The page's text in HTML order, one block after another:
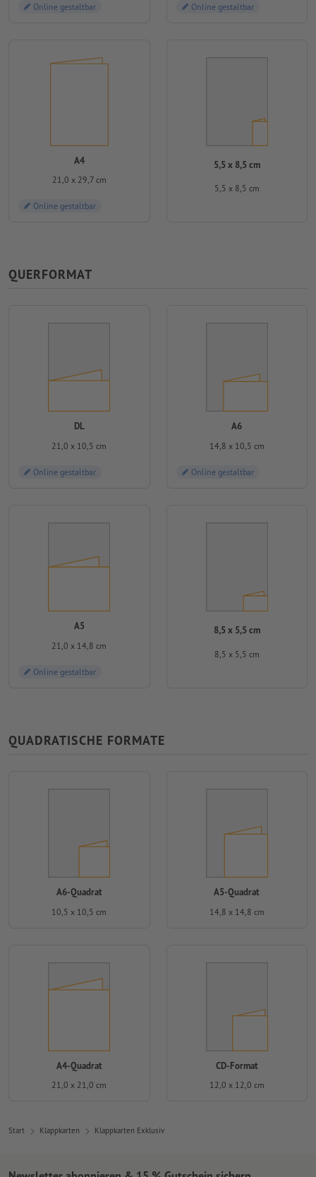
Online gestaltbar Online gestaltbar
A4
21,0 x 29,7 cm
Online gestaltbar
5,5 x 8,5 cm
5,5 x 8,5 cm
QUERFORMAT
DL
21,0 x 10,5 cm
Online gestaltbar
A6
14,8 x 10,5 cm
Online gestaltbar
A5
21,0 x 14,8 cm
Online gestaltbar
8,5 x 5,5 cm
8,5 x 5,5 cm
QUADRATISCHE FORMATE
A6-Quadrat
10,5 x 10,5 cm
A5-Quadrat
14,8 x 14,8 cm
A4-Quadrat
21,0 x 21,0 cm
CD-Format
12,0 x 12,0 cm
Start Klappkarten Klappkarten Exklusiv